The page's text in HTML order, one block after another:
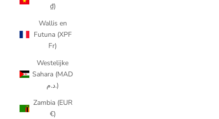
₫)
Wallis en
Futuna (XPF
Fr)
Westelijke
Sahara (MAD
د.م.)
Zambia (EUR
€)